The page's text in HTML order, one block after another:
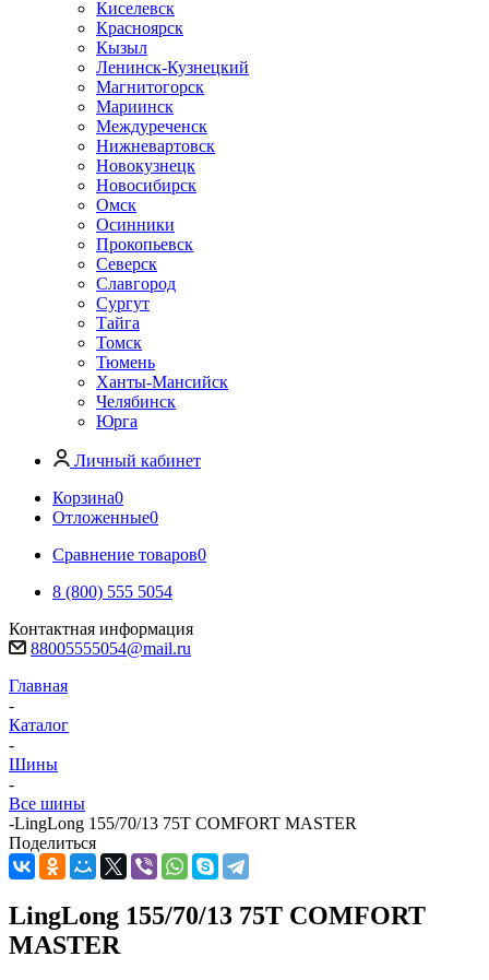
Киселевск
Красноярск
Кызыл
Ленинск-Кузнецкий
Магнитогорск
Мариинск
Междуреченск
Нижневартовск
Новокузнецк
Новосибирск
Омск
Осинники
Прокопьевск
Северск
Славгород
Сургут
Тайга
Томск
Тюмень
Ханты-Мансийск
Челябинск
Юрга
Личный кабинет
Корзина0
Отложенные0
Сравнение товаров0
8 (800) 555 5054
Контактная информация
88005555054@mail.ru
Главная
-
Каталог
-
Шины
-
Все шины
-LingLong 155/70/13 75T COMFORT MASTER
Поделиться
LingLong 155/70/13 75T COMFORT
MASTER